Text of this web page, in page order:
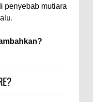
penyebab mutiara